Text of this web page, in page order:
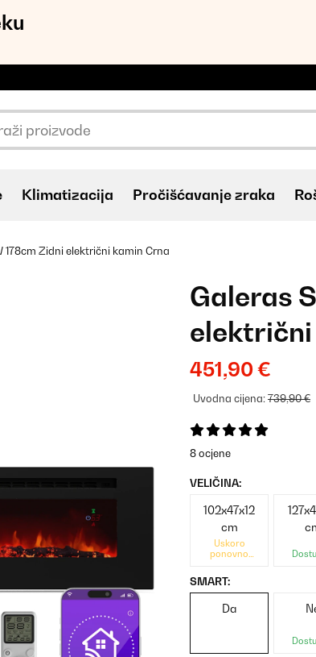
Klimatizacija Pročišćavanje zraka
178cm Zidni električni kamin Crna
Galeras
električni
451,90 €
Uvodna cijena:739,90 €
8 ocjene
VELIČINA:
102x47x12
cm
Uskoro
ponovno
SMART:
Da